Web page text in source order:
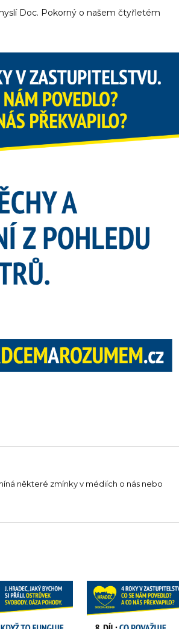
Doc. Pokorný o našem čtyřletém
některé zmínky v médiích o nás nebo